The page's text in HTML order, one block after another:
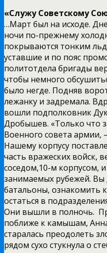
«Служу Советскому
…Март был на исходе.
ночи по-прежнему
покрываются тонким
уставшие и по пояс
политотдела бригады
чтобы немного
было негде. Подняв
лежанку и задремала.
вошли подполковник
Дробышев. «Только что
Военного совета армии,
Нашему корпусу
часть вражеских войск,
соседом,10-м корпусом,
занимаемых рубежей.
батальоны, ознакомить
остаться в
Они вышли в полночь.
поближе к камышам,
старалась преодолеть
рядом сухо стукнула о